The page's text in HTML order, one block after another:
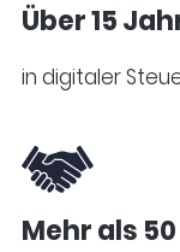
Über 15
in digitaler
Mehr als 50